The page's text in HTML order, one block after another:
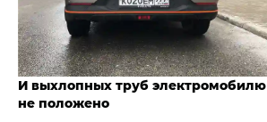
И выхлопных труб электромобилю
не положено